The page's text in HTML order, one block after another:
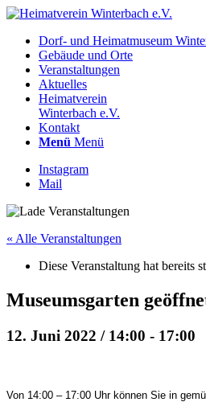
Dorf- und Heimatmuseum
Gebäude und Orte
Veranstaltungen
Aktuelles
Heimatverein
Winterbach e.V.
Kontakt
Menü Menü
Instagram
Mail
« Alle Veranstaltungen
Diese Veranstaltung hat bereits
Museumsgarten
12. Juni 2022 / 14:00 - 17:00
Von 14:00 – 17:00 Uhr können Sie in